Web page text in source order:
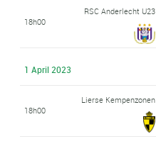
18h00
RSC Anderlecht U23
1 April 2023
18h00
Lierse Kempenzonen